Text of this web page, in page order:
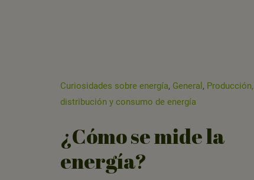
Curiosidades sobre energía, General , Producción,
distribución y consumo de energía
¿Cómo se mide la
energía?